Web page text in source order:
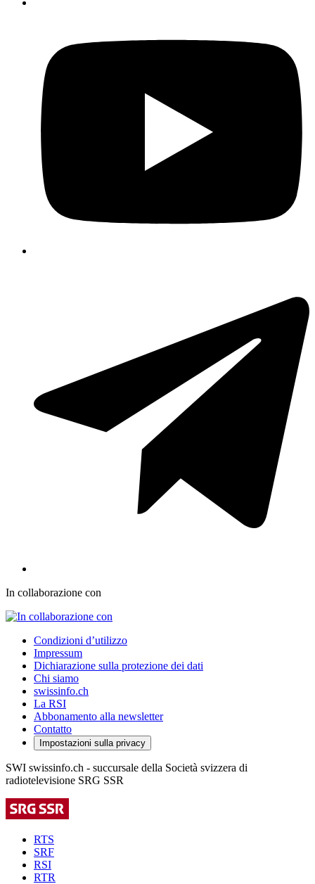
In collaborazione con
Condizioni d’utilizzo
Impressum
Dichiarazione sulla protezione dei dati
Chi siamo
swissinfo.ch
La RSI
Abbonamento alla newsletter
Contatto
Impostazioni sulla privacy
SWI swissinfo.ch - succursale della Società svizzera di
radiotelevisione SRG SSR
RTS
SRF
RSI
RTR